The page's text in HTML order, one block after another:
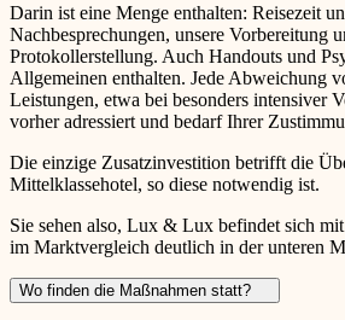
Darin ist eine Menge enthalten: Reisezeit
Nachbesprechungen, unsere Vorbereitung
Protokollerstellung. Auch Handouts und
Allgemeinen enthalten. Jede Abweichung
Leistungen, etwa bei besonders intensiver
vorher adressiert und bedarf Ihrer
Die einzige Zusatzinvestition betrifft die
Mittelklassehotel, so diese notwendig ist.
Sie sehen also, Lux & Lux befindet sich
im Marktvergleich deutlich in der unteren
Wo finden die Maßnahmen statt?